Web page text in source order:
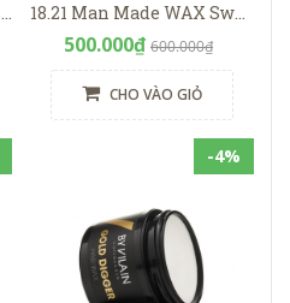
Forte Series Molding Paste 18.21 Man Made WAX Sweet Tobacco
500.000₫ 600.000₫
CHO VÀO GIỎ
-4%